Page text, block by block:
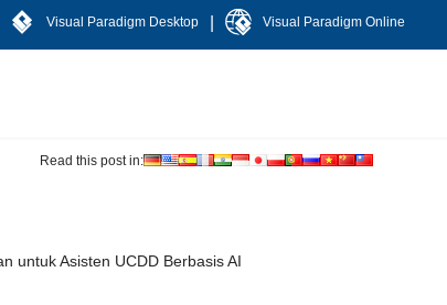
Visual Paradigm Desktop Visual Paradigm Online
Read this post in:
untuk Asisten UCDD Berbasis AI